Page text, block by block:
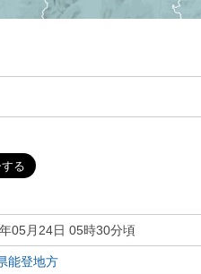
05月24日 05時30分頃
能登地方